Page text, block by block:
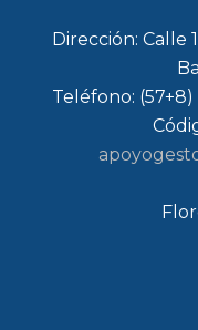
Dirección: Calle
Teléfono: (57+8)